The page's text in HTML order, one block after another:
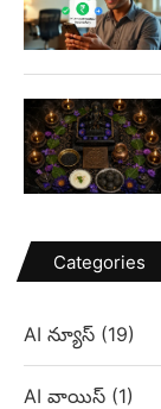
Categories
AI న్యూస్ (19)
AI వాయిస్ (1)